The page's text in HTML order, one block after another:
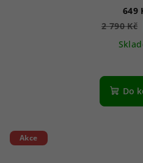
649
2 790 Kč
Do
Akce